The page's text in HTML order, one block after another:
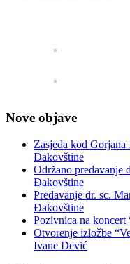
Nove objave
Zasjeda kod
Đakovštine
Održano predavanje
Đakovštine
Predavanje dr. sc.
Đakovštine
Pozivnica na koncert
Otvorenje izložbe
Ivane Dević